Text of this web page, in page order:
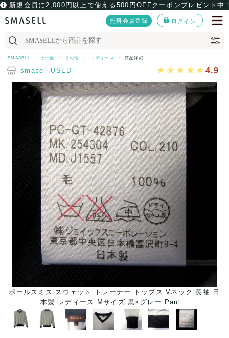
新規会員に2,000円以上で使える500円OFFクーポンプレゼント中
無料会員登録 ログイン
SMASELL その他 その他 レディース 商品詳細
smasell.USED 4.9
ポールスミス スウェット トレーナー トップス Vネック 長袖 日
本製 レディース Mサイズ 黒×グレー Paul...